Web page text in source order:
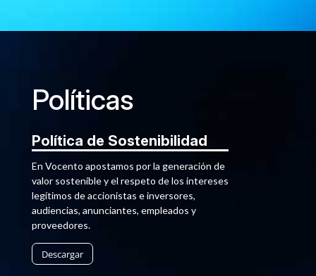
Políticas
Política de Sostenibilidad
En Vocento apostamos por la generación de
valor sostenible y el respeto de los intereses
legítimos de accionistas e inversores,
audiencias, anunciantes, empleados y
proveedores.
Descargar